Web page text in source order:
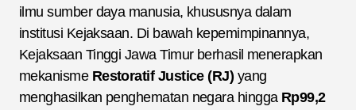
ilmu sumber daya manusia, khususnya dalam
institusi Kejaksaan. Di bawah kepemimpinannya,
Kejaksaan Tinggi Jawa Timur berhasil menerapkan
mekanisme Restoratif Justice (RJ) yang
menghasilkan penghematan negara hingga Rp99,2